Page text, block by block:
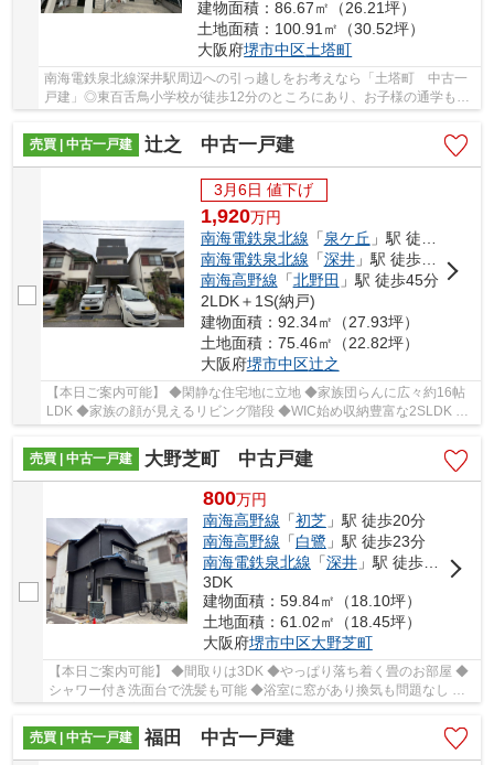
建物面積：86.67㎡（26.21坪）
土地面積：100.91㎡（30.52坪）
大阪府堺市中区土塔町
南海電鉄泉北線深井駅周辺への引っ越しをお考えなら「土塔町 中古一
戸建」◎東百舌鳥小学校が徒歩12分のところにあり、お子様の通学も便
利です◎オートバスシステム付きで、お風呂準備...
売買 | 中古一戸建
辻之 中古一戸建
3月6日 値下げ
1,920万円
南海電鉄泉北線 「泉ケ丘 」駅 徒歩30分
南海電鉄泉北線 「深井」駅 徒歩36分
南海高野線 「北野田 」駅 徒歩45分
2LDK＋1S(納戸)
建物面積：92.34㎡（27.93坪）
土地面積：75.46㎡（22.82坪）
大阪府堺市中区辻之
【本日ご案内可能】 ◆閑静な住宅地に立地 ◆家族団らんに広々約16帖
LDK ◆家族の顔が見えるリビング階段 ◆WIC始め収納豊富な2SLDK ◆
プライバシーも守る2階リビング
売買 | 中古一戸建
大野芝町 中古戸建
800万円
南海高野線 「初芝」駅 徒歩20分
南海高野線 「白鷺 」駅 徒歩23分
南海電鉄泉北線 「深井」駅 徒歩23分
3DK
建物面積：59.84㎡（18.10坪）
土地面積：61.02㎡（18.45坪）
大阪府堺市中区大野芝町
【本日ご案内可能】 ◆間取りは3DK ◆やっぱり落ち着く畳のお部屋 ◆
シャワー付き洗面台で洗髪も可能 ◆浴室に窓があり換気も問題なし ◆
売買 | 中古一戸建
福田 中古一戸建